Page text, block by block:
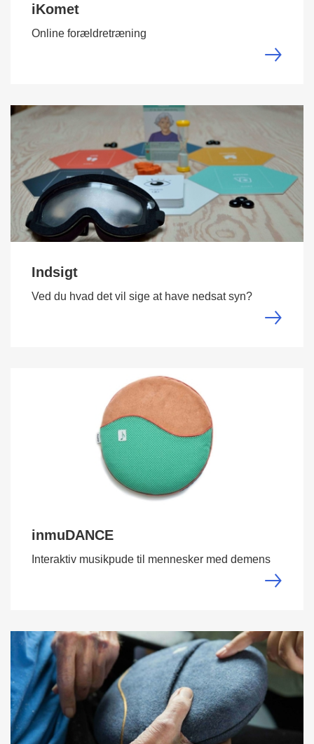
iKomet
Online forældretræning
Indsigt
Ved du hvad det vil sige at have nedsat syn?
inmuDANCE
Interaktiv musikpude til mennesker med demens